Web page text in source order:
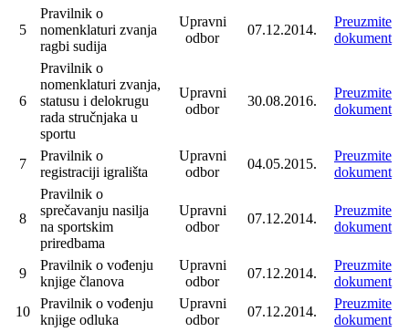
5
Pravilnik o
nomenklaturi zvanja
ragbi sudija
Upravni
odbor
07.12.2014.
Preuzmite
dokument
6
Pravilnik o
nomenklaturi zvanja,
statusu i delokrugu
rada stručnjaka u
sportu
Upravni
odbor
30.08.2016.
Preuzmite
dokument
7
Pravilnik o
registraciji igrališta
Upravni
odbor
04.05.2015.
Preuzmite
dokument
8
Pravilnik o
sprečavanju nasilja
na sportskim
priredbama
Upravni
odbor
07.12.2014.
Preuzmite
dokument
9
Pravilnik o vođenju
knjige članova
Upravni
odbor
07.12.2014.
Preuzmite
dokument
10
Pravilnik o vođenju
knjige odluka
Upravni
odbor
07.12.2014.
Preuzmite
dokument